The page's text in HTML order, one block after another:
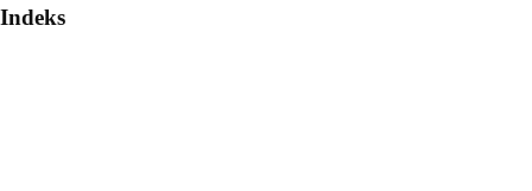
Indeks